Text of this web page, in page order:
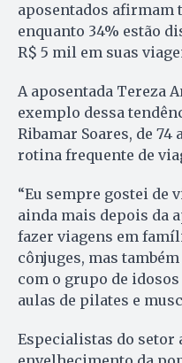
aposentados afirmam
enquanto 34% estão
R$ 5 mil em suas
A aposentada Tereza
exemplo dessa
Ribamar Soares, de
rotina frequente de
“Eu sempre gostei de
ainda mais depois da
fazer viagens em
cônjuges, mas
com o grupo de
aulas de pilates e
Especialistas do setor